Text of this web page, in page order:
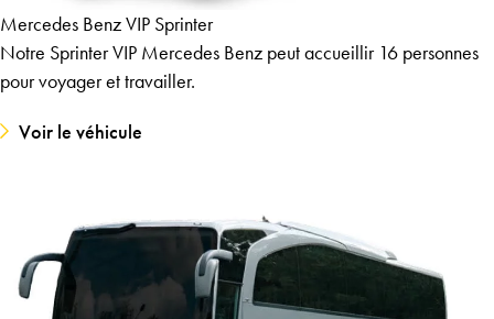
Mercedes Benz VIP Sprinter
Notre Sprinter VIP Mercedes Benz peut accueillir 16 personnes
pour voyager et travailler.
Voir le véhicule